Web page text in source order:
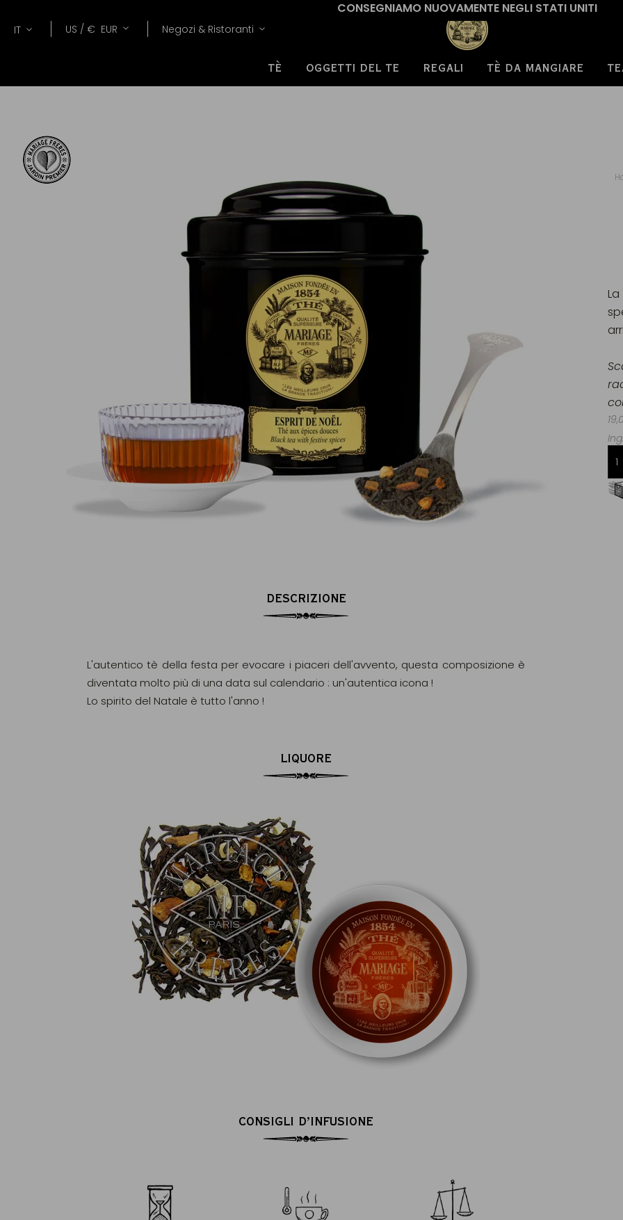
CONSEGNIAMO NUOVAMENTE NEGLI STATI UNITI
Lang
IT Valuta
US / € EUR Negozi & Ristoranti
TÈ OGGETTI DEL TE REGALI TÈ DA MANGIARE
Pagamento online sicuro al 100 %
(MasterCard, CB, Visa, PayPal)
Consegna gratuita da 60€
in Francia Metropolitana
DESCRIZIONE
L'autentico tè della festa per evocare i piaceri dell'avvento, questa composizione è
diventata molto più di una data sul calendario : un'autentica icona !
Lo spirito del Natale è tutto l'anno !
LIQUORE
CONSIGLI D’INFUSIONE